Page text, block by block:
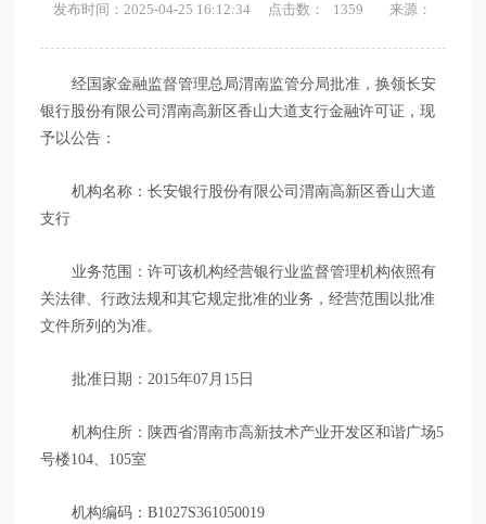
发布时间：2025-04-25 16:12:34 点击数： 1359 来源：
经国家金融监督管理总局渭南监管分局批准，换领长安
银行股份有限公司渭南高新区香山大道支行金融许可证，现
予以公告：
机构名称：长安银行股份有限公司渭南高新区香山大道
支行
业务范围：许可该机构经营银行业监督管理机构依照有
关法律、行政法规和其它规定批准的业务，经营范围以批准
文件所列的为准。
批准日期：2015年07月15日
机构住所：陕西省渭南市高新技术产业开发区和谐广场5
号楼104、105室
机构编码：B1027S361050019